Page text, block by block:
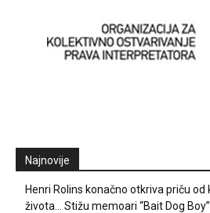
Najnovije
Henri Rolins konačno otkriva priču od
života… Stižu memoari “Bait Dog Boy”